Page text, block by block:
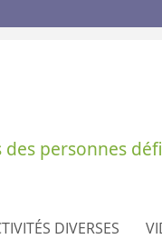
personnes
DIVERSES